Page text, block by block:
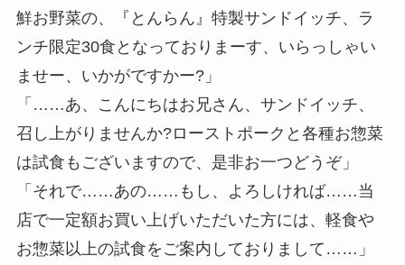
鮮お野菜の、『とんらん』特製サンドイッチ、ラ
ンチ限定30食となっておりまーす、いらっしゃい
ませー、いかがですかー?」
「……あ、こんにちはお兄さん、サンドイッチ、
召し上がりませんか?ローストポークと各種お惣菜
は試食もございますので、是非お一つどうぞ」
「それで……あの……もし、よろしければ……当
店で一定額お買い上げいただいた方には、軽食や
お惣菜以上の試食をご案内しておりまして……」